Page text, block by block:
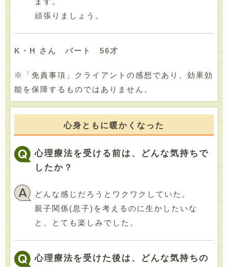
頑張りましょう。
K・H さん パート 56才
※「免責事項」クライアントの感想であり、効果効
能を保障するものではありません。
心身ともに暖かくなった
心理療法を受ける前は、どんな気持ちで
したか？
どんな感じだろうとワクワクしていた。
親子関係(息子)を考えるのに生かしたいな
と、とても楽しみでした。
心理療法を受けた後は、どんな気持ちの